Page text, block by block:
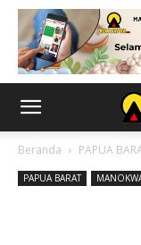
Beranda PAPUA
PAPUA BARAT